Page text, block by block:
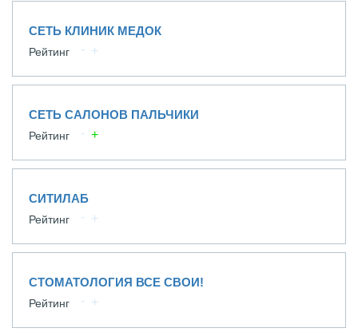
СЕТЬ КЛИНИК МЕДОК
Рейтинг
СЕТЬ САЛОНОВ ПАЛЬЧИКИ
Рейтинг
СИТИЛАБ
Рейтинг
СТОМАТОЛОГИЯ ВСЕ СВОИ!
Рейтинг